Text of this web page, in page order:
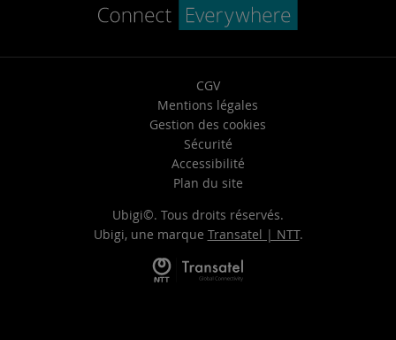
CGV
Mentions légales
Gestion des cookies
Sécurité
Accessibilité
Plan du site
Ubigi©. Tous droits réservés.
Ubigi, une marque Transatel | NTT.